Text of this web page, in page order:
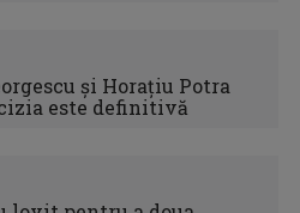
și Horațiu Potra
este definitivă